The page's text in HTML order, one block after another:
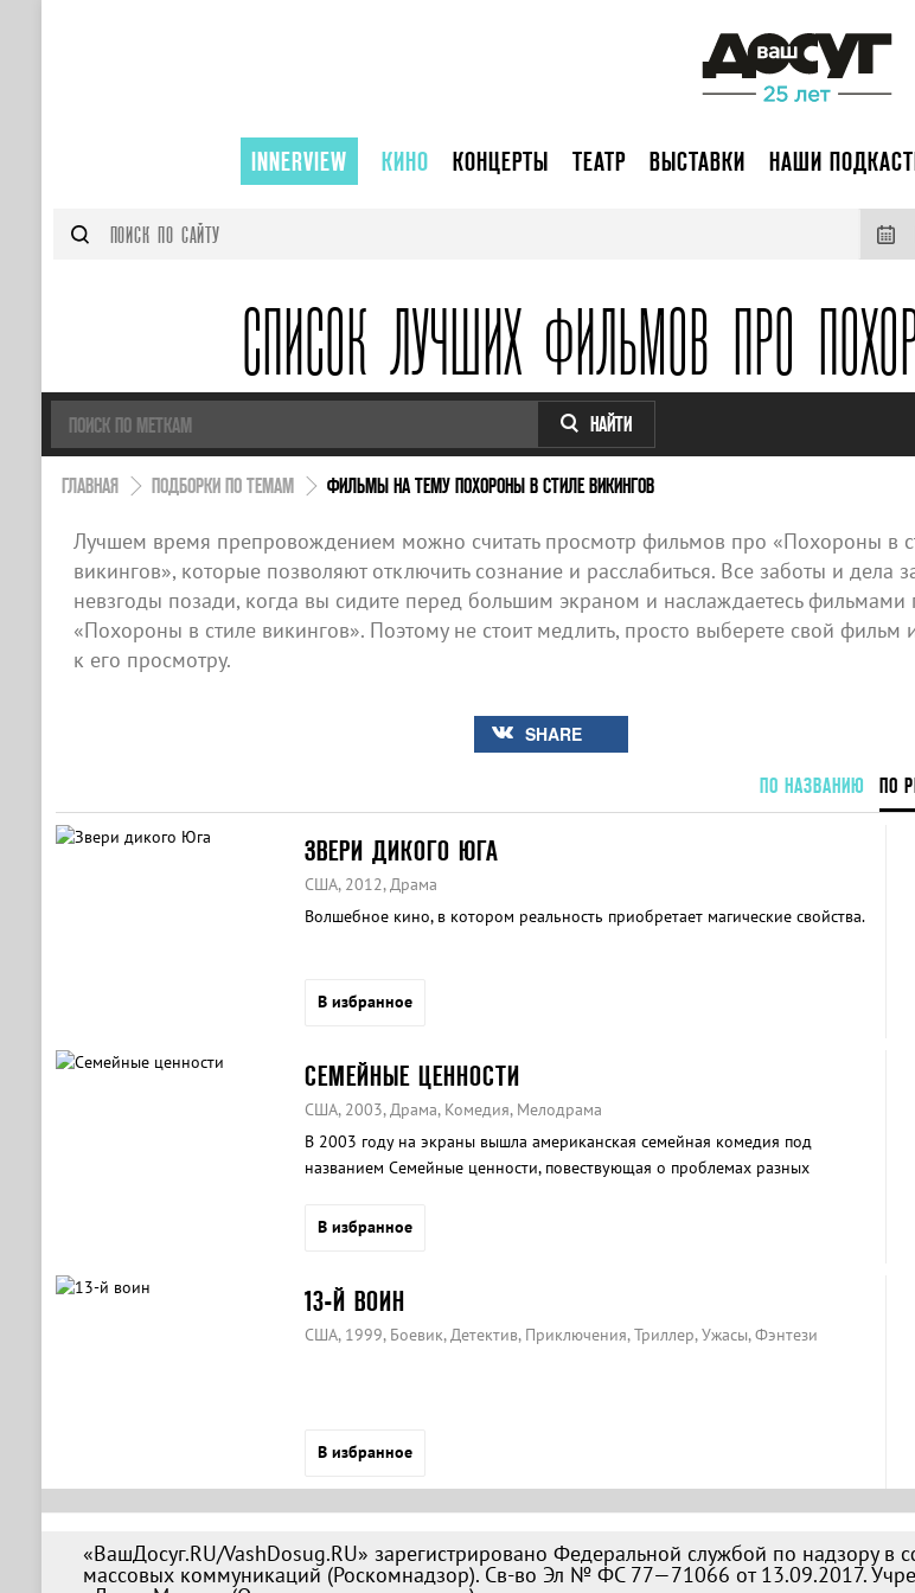
INNERVIEW КИНО КОНЦЕРТЫ ТЕАТР ВЫСТАВКИ НАШИ
СПИСОК ЛУЧШИХ ФИЛЬМОВ ПРО
НАЙТИ
ГЛАВНАЯ ПОДБОРКИ ПО ТЕМАМ ФИЛЬМЫ НА ТЕМУ ПОХОРОНЫ В СТИЛЕ ВИКИНГОВ
Лучшем время препровождением можно считать просмотр фильмов про «Похороны в
викингов», которые позволяют отключить сознание и расслабиться. Все заботы и дела
невзгоды позади, когда вы сидите перед большим экраном и наслаждаетесь фильмами
«Похороны в стиле викингов». Поэтому не стоит медлить, просто выберете свой фильм
к его просмотру.
SHARE
ПО НАЗВАНИЮ ПО
ЗВЕРИ ДИКОГО ЮГА
США, 2012, Драма
Волшебное кино, в котором реальность приобретает магические свойства.
В избранное
СЕМЕЙНЫЕ ЦЕННОСТИ
США, 2003, Драма, Комедия, Мелодрама
В 2003 году на экраны вышла американская семейная комедия под
названием Семейные ценности, повествующая о проблемах разных
В избранное
13-Й ВОИН
США, 1999, Боевик, Детектив, Приключения, Триллер, Ужасы, Фэнтези
В избранное
«ВашДосуг.RU/VashDosug.RU» зарегистрировано Федеральной службой по надзору
массовых коммуникаций (Роскомнадзор). Св-во Эл № ФС 77—71066 от 13.09.2017.